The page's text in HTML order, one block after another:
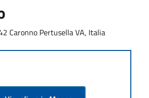
Caronno Pertusella VA, Italia